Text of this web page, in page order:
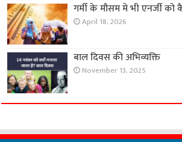
गर्मी के मौसम मे भी एनर्जी
April 18, 2026
बाल दिवस की अभिव्यक्ति
November 13, 2025